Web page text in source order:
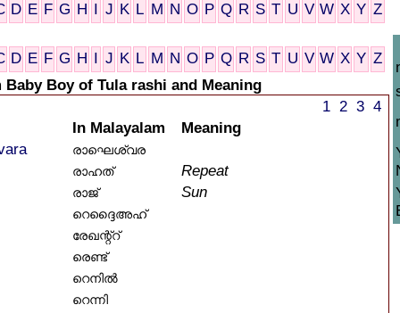
D E F G H I J K L M N O P Q R S T U V W X Y Z
D E F G H I J K L M N O P Q R S T U V W X Y Z
Baby Boy of Tula rashi and Meaning
1 2 3 4
In Malayalam
Meaning
രാഘെശ്വര
രാഹത്
Repeat
രാജ് Sun
റെദ്ദൈഅഹ്
രേഖന്റ്റ്
രെണ്ട്‌
റെനിൽ
റെന്നി